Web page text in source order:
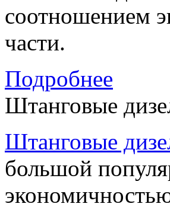
соотношением
части.
Подробнее
Штанговые
Штанговые
большой